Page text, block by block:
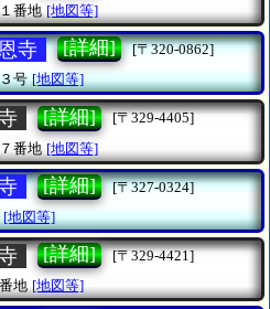
番地 [地図等]
寺 [詳細]
[〒320-0862]
号 [地図等]
[詳細]
[〒329-4405]
番地 [地図等]
[詳細]
[〒327-0324]
[地図等]
[詳細]
[〒329-4421]
地 [地図等]